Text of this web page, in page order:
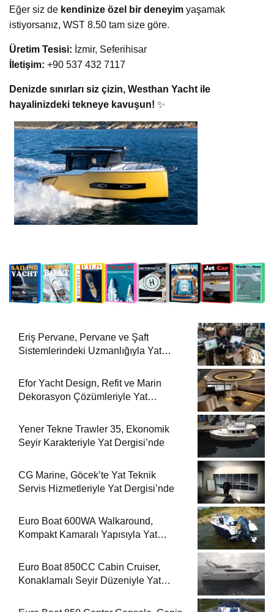
Eğer siz de kendinize özel bir deneyim yaşamak
istiyorsanız, WST 8.50 tam size göre.
Üretim Tesisi: İzmir, Seferihisar
İletişim: +90 537 432 7117
Denizde sınırları siz çizin, Westhan Yacht ile
hayalinizdeki tekneye kavuşun! ✨
Eriş Pervane, Pervane ve Şaft
Sistemlerindeki Uzmanlığıyla Yat
Efor Yacht Design, Refit ve Marin
Dekorasyon Çözümleriyle Yat
Yener Tekne Trawler 35, Ekonomik
Seyir Karakteriyle Yat Dergisi’nde
CG Marine, Göcek’te Yat Teknik
Servis Hizmetleriyle Yat Dergisi’nde
Euro Boat 600WA Walkaround,
Kompakt Kamaralı Yapısıyla Yat
Euro Boat 850CC Cabin Cruiser,
Konaklamalı Seyir Düzeniyle Yat